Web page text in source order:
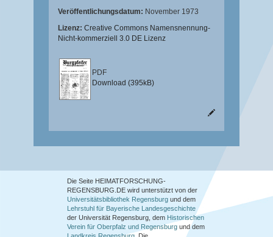
Veröffentlichungsdatum: November 1973
Lizenz: Creative Commons Namensnennung-
Nicht-kommerziell 3.0 DE Lizenz
PDF
Download (395kB)
Die Seite HEIMATFORSCHUNG-
REGENSBURG.DE wird unterstützt von der
Universitätsbibliothek Regensburg und dem
Lehrstuhl für Bayerische Landesgeschichte
der Universität Regensburg, dem Historischen
Verein für Oberpfalz und Regensburg und dem